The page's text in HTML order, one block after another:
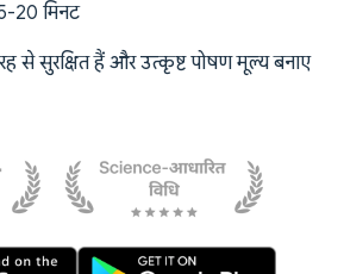
20 मिनट
से सुरक्षित हैं और उत्कृष्ट पोषण मूल्य बनाए